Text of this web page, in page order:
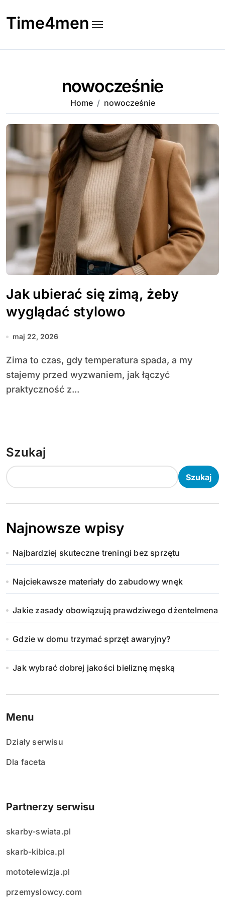
to
content
Time4men
nowocześnie
Home nowocześnie
Jak ubierać się zimą, żeby
wyglądać stylowo
maj 22, 2026
Zima to czas, gdy temperatura spada, a my
stajemy przed wyzwaniem, jak łączyć
praktyczność z...
Szukaj
Szukaj
Najnowsze wpisy
Najbardziej skuteczne treningi bez sprzętu
Najciekawsze materiały do zabudowy wnęk
Jakie zasady obowiązują prawdziwego dżentelmena
Gdzie w domu trzymać sprzęt awaryjny?
Jak wybrać dobrej jakości bieliznę męską
Menu
Działy serwisu
Dla faceta
Partnerzy serwisu
skarby-swiata.pl
skarb-kibica.pl
mototelewizja.pl
przemyslowcy.com